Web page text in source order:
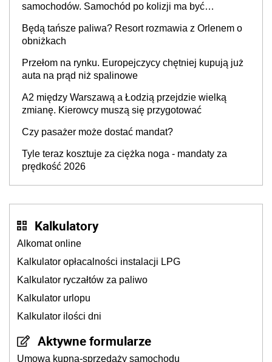
samochodów. Samochód po kolizji ma być
producenta
Będą tańsze paliwa? Resort rozmawia z Orlenem o
obniżkach
Przełom na rynku. Europejczycy chętniej kupują już
auta na prąd niż spalinowe
A2 między Warszawą a Łodzią przejdzie wielką
zmianę. Kierowcy muszą się przygotować
Czy pasażer może dostać mandat?
Tyle teraz kosztuje za ciężka noga - mandaty za
prędkość 2026
Kalkulatory
Alkomat online
Kalkulator opłacalności instalacji LPG
Kalkulator ryczałtów za paliwo
Kalkulator urlopu
Kalkulator ilości dni
Aktywne formularze
Umowa kupna-sprzedaży samochodu